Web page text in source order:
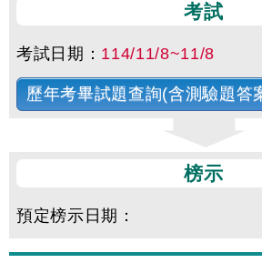
考試
考試日期： 114/11/8~11/8
歷年考畢試題查詢(含測驗題答
榜示
預定榜示日期：